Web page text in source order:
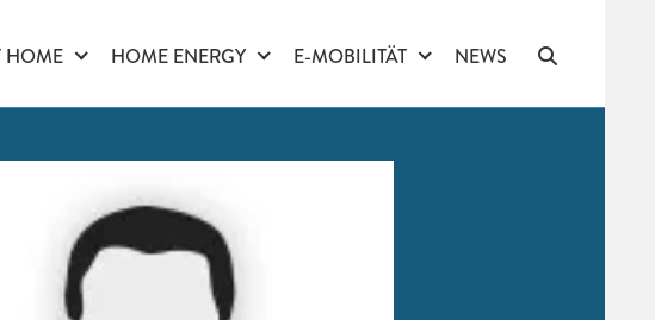
HOME HOME ENERGY E-MOBILITÄT NEWS